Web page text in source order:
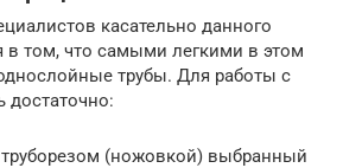
касательно данного
в том, что самыми легкими в этом
трубы. Для работы с
труборезом (ножовкой) выбранный